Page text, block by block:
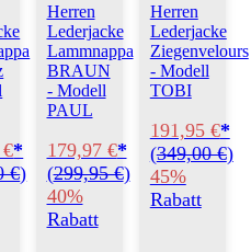
*
€)
Herren
Lederjacke
Lammnappa
BRAUN
- Modell
PAUL
179,97 €*
(299,95 €)
40%
Rabatt
Herren
Lederjacke
Ziegenvelours
- Modell
TOBI
191,95 €*
(349,00 €)
45%
Rabatt